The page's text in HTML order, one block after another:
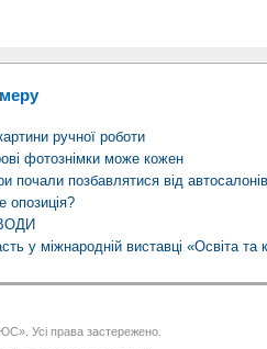
ручної роботи
фотознімки може кожен
почали позбавлятися від автосалонів
опозиція?
у міжнародній виставці «Освіта та
Усі права застережено.